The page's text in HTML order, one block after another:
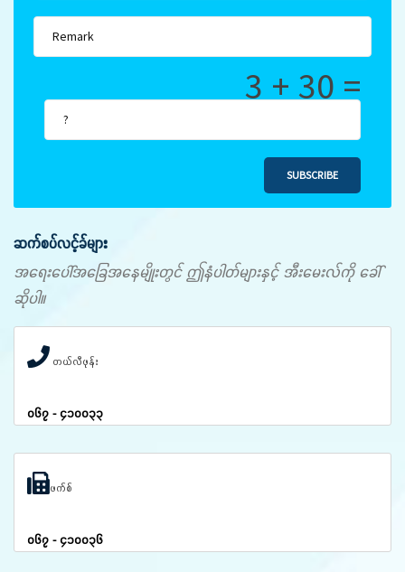
3 + 30 =
SUBSCRIBE
ဆက်စပ်လင့်ခ်များ
အရေးပေါ်အခြေအနေမျိုးတွင် ဤနံပါတ်များနှင့် အီးမေးလ်ကို ခေါ်
ဆိုပါ။
တယ်လီဖုန်း
၀၆၇ - ၄၁၀၀၃၃
ဖက်စ်
၀၆၇ - ၄၁၀၀၃၆